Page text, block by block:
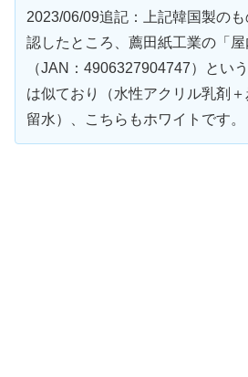
2023/06/09追記：上記韓国製の
認したところ、薦田紙工業の「屋
（JAN：4906327904747）とい
は似ており（水性アクリル乳剤
留水）、こちらもホワイトです。